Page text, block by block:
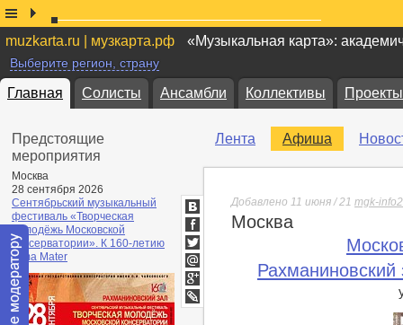
muzkarta.ru | музкарта.рф «Музыкальная карта»:
Выберите регион, страну
Главная Солисты Ансамбли Коллективы Проекты
Предстоящие
мероприятия
Москва
28 сентября 2026
Сентябрьский музыкальный
фестиваль «Творческая
молодёжь Московской
консерватории». К 160-летию
Alma Mater
Лента Афиша
Добавлено 11 июня / 21 mgk-info2
Москва
Рахманиновский
ВКонтакте
Facebook
Twitter
Мой
Мир
Google+
lj